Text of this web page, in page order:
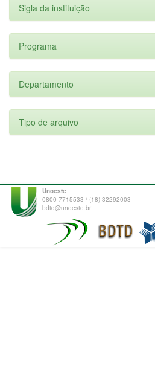
Sigla da instituição
Programa
Departamento
Tipo de arquivo
Unoeste
0800 7715533 / (18) 32292003
bdtd@unoeste.br